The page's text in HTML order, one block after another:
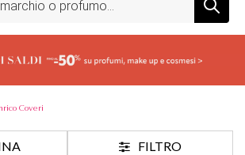
in super saldo!Clicca qui
Coveri
FILTRO